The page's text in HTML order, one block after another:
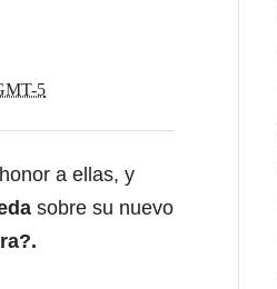
5
a ellas, y
sobre su nuevo